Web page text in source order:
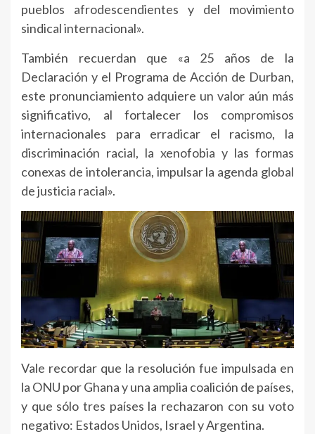
pueblos afrodescendientes y del movimiento
sindical internacional».
También recuerdan que «a 25 años de la
Declaración y el Programa de Acción de Durban,
este pronunciamiento adquiere un valor aún más
significativo, al fortalecer los compromisos
internacionales para erradicar el racismo, la
discriminación racial, la xenofobia y las formas
conexas de intolerancia, impulsar la agenda global
de justicia racial».
Vale recordar que la resolución fue impulsada en
la ONU por Ghana y una amplia coalición de países,
y que sólo tres países la rechazaron con su voto
negativo: Estados Unidos, Israel y Argentina.